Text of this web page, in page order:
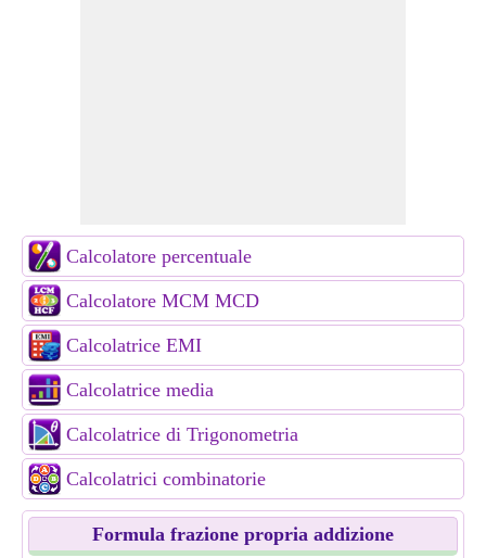
Calcolatore percentuale
Calcolatore MCM MCD
Calcolatrice EMI
Calcolatrice media
Calcolatrice di Trigonometria
Calcolatrici combinatorie
Formula frazione propria addizione